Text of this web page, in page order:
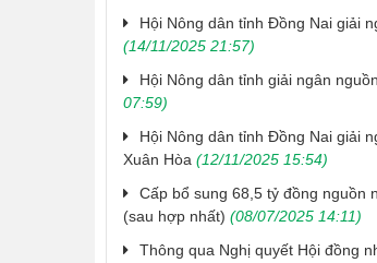
Hội Nông dân tỉnh Đồng Nai giải
(14/11/2025 21:57)
Hội Nông dân tỉnh giải ngân
07:59)
Hội Nông dân tỉnh Đồng Nai giải
Xuân Hòa (12/11/2025 15:54)
Cấp bổ sung 68,5 tỷ đồng nguồn
(sau hợp nhất) (08/07/2025 14:11)
Thông qua Nghị quyết Hội đồng